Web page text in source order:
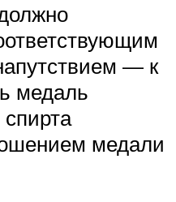
— к
медаль
медали